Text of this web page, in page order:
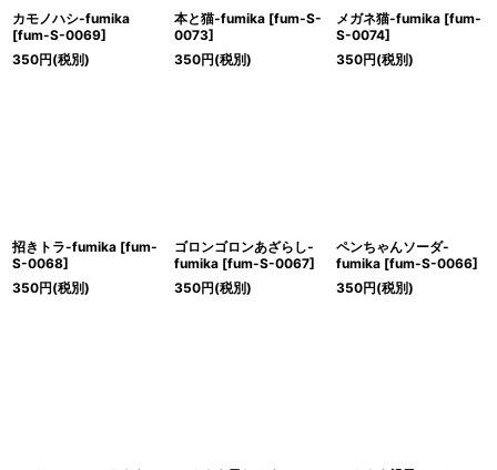
カモノハシ-fumika
[fum-S-0069]
350円(税別)
本と猫-fumika [fum-S-
0073]
350円(税別)
メガネ猫-fumika [fum-
S-0074]
350円(税別)
招きトラ-fumika [fum-
S-0068]
350円(税別)
ゴロンゴロンあざらし-
fumika [fum-S-0067]
350円(税別)
ペンちゃんソーダ-
fumika [fum-S-0066]
350円(税別)